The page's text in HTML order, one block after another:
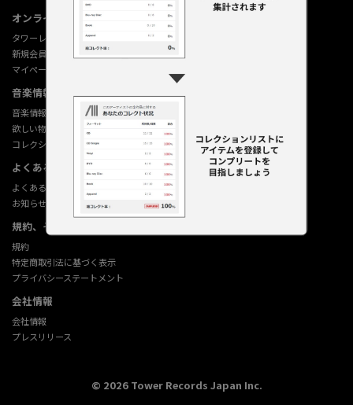
オンラインショップ情報
タワーレコード オンライン
新規会員登録
マイページ
音楽情報データベース
音楽情報データベース
欲しい物リストの使い方
コレクション機能の使い方
よくあるご質問 (Q&A)
よくあるご質問 (Q&A)
お知らせ
規約、その他
規約
特定商取引法に基づく表示
プライバシーステートメント
会社情報
会社情報
プレスリリース
© 2026Tower Records Japan Inc.